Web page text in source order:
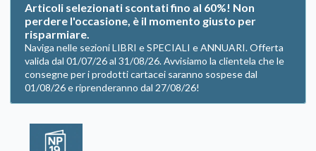
Articoli selezionati scontati fino al 60%! Non
perdere l'occasione, è il momento giusto per
risparmiare.
Naviga nelle sezioni LIBRI e SPECIALI e ANNUARI. Offerta
valida dal 01/07/26 al 31/08/26. Avvisiamo la clientela che le
consegne per i prodotti cartacei saranno sospese dal
01/08/26 e riprenderanno dal 27/08/26!